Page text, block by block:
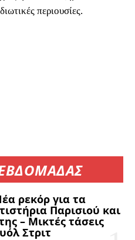
ρεκόρ για τα
Παρισιού και
– Μικτές τάσεις
Στριτ
περιουσίες.